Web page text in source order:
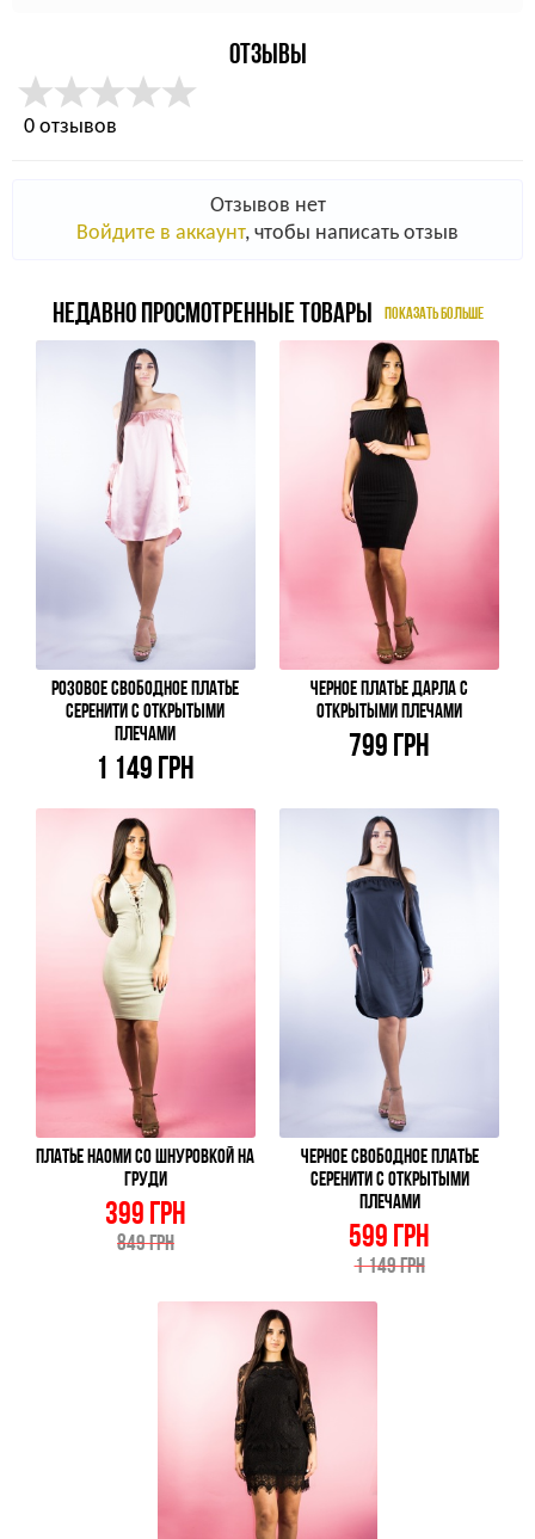
ОТЗЫВЫ
0 отзывов
Отзывов нет
Войдите в аккаунт, чтобы написать отзыв
НЕДАВНО ПРОСМОТРЕННЫЕ ТОВАРЫ ПОКАЗАТЬ БОЛЬШЕ
РОЗОВОЕ СВОБОДНОЕ ПЛАТЬЕ
СЕРЕНИТИ С ОТКРЫТЫМИ
ПЛЕЧАМИ
1 149 ГРН
ЧЕРНОЕ ПЛАТЬЕ ДАРЛА С
ОТКРЫТЫМИ ПЛЕЧАМИ
799 ГРН
ПЛАТЬЕ НАОМИ СО ШНУРОВКОЙ НА
ГРУДИ
399 ГРН
849 ГРН
ЧЕРНОЕ СВОБОДНОЕ ПЛАТЬЕ
СЕРЕНИТИ С ОТКРЫТЫМИ
ПЛЕЧАМИ
599 ГРН
1 149 ГРН